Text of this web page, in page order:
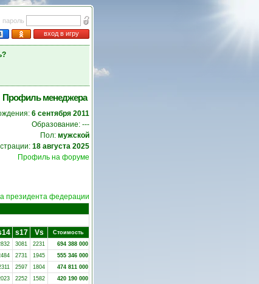
пароль
вход в игру
Профиль менеджера
6 сентября 2011
Образование: ---
Пол: мужской
18 августа 2025
Профиль на форуме
президента федерации
s17 Vs
Стоимость
3081 2231
694 388 000
2731 1945
555 346 000
2597 1804
474 811 000
2252 1582
420 190 000